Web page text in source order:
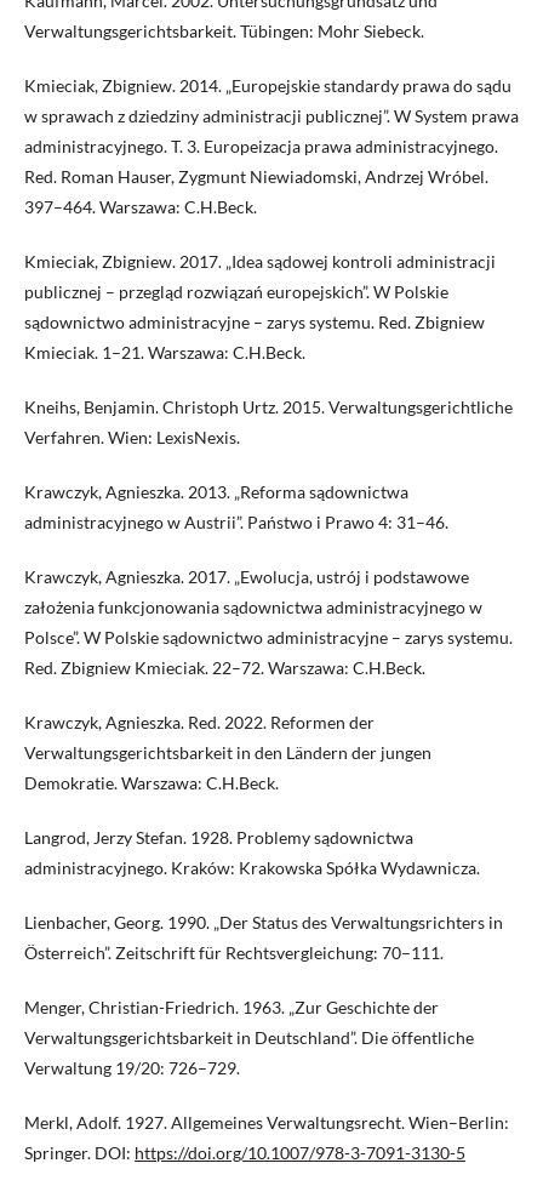
Verwaltungsgerichtsbarkeit. Tübingen: Mohr Siebeck.
Kmieciak, Zbigniew. 2014. „Europejskie standardy prawa do sądu
w sprawach z dziedziny administracji publicznej”. W System prawa
administracyjnego. T. 3. Europeizacja prawa administracyjnego.
Red. Roman Hauser, Zygmunt Niewiadomski, Andrzej Wróbel.
397–464. Warszawa: C.H.Beck.
Kmieciak, Zbigniew. 2017. „Idea sądowej kontroli administracji
publicznej – przegląd rozwiązań europejskich”. W Polskie
sądownictwo administracyjne – zarys systemu. Red. Zbigniew
Kmieciak. 1–21. Warszawa: C.H.Beck.
Kneihs, Benjamin. Christoph Urtz. 2015. Verwaltungsgerichtliche
Verfahren. Wien: LexisNexis.
Krawczyk, Agnieszka. 2013. „Reforma sądownictwa
administracyjnego w Austrii”. Państwo i Prawo 4: 31–46.
Krawczyk, Agnieszka. 2017. „Ewolucja, ustrój i podstawowe
założenia funkcjonowania sądownictwa administracyjnego w
Polsce”. W Polskie sądownictwo administracyjne – zarys systemu.
Red. Zbigniew Kmieciak. 22–72. Warszawa: C.H.Beck.
Krawczyk, Agnieszka. Red. 2022. Reformen der
Verwaltungsgerichtsbarkeit in den Ländern der jungen
Demokratie. Warszawa: C.H.Beck.
Langrod, Jerzy Stefan. 1928. Problemy sądownictwa
administracyjnego. Kraków: Krakowska Spółka Wydawnicza.
Lienbacher, Georg. 1990. „Der Status des Verwaltungsrichters in
Österreich”. Zeitschrift für Rechtsvergleichung: 70–111.
Menger, Christian-Friedrich. 1963. „Zur Geschichte der
Verwaltungsgerichtsbarkeit in Deutschland”. Die öffentliche
Verwaltung 19/20: 726–729.
Merkl, Adolf. 1927. Allgemeines Verwaltungsrecht. Wien–Berlin:
Springer. DOI: https://doi.org/10.1007/978-3-7091-3130-5